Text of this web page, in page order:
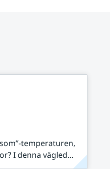
temperaturen,
I denna vägled...